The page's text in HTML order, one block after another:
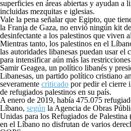
superficies en áreas abiertas y ayudan a
incluidas mezquitas e iglesias.
Vale la pena señalar que Egipto, que
la Franja de Gaza, no envió ningún kit
desinfectante a los palestinos que viven
Mientras tanto, los palestinos en el
las autoridades libanesas puedan usar el
para intensificar aún más las
Samir Geagea, un político libanés y
Libanesas, un partido político cristiano
severamente criticado por pedir el cierre
de refugiados palestinos en su país.
A enero de 2019, había 475.075
Líbano, según la Agencia de Obras
Unidas para los Refugiados de
en el Líbano no disfrutan de varios